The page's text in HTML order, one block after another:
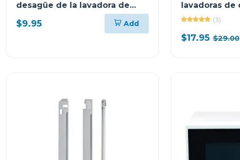
desagüe de la lavadora de
carga frontal
$9.95 Add
lavadoras de
27" de ancho
(3)
$17.95 $29.00